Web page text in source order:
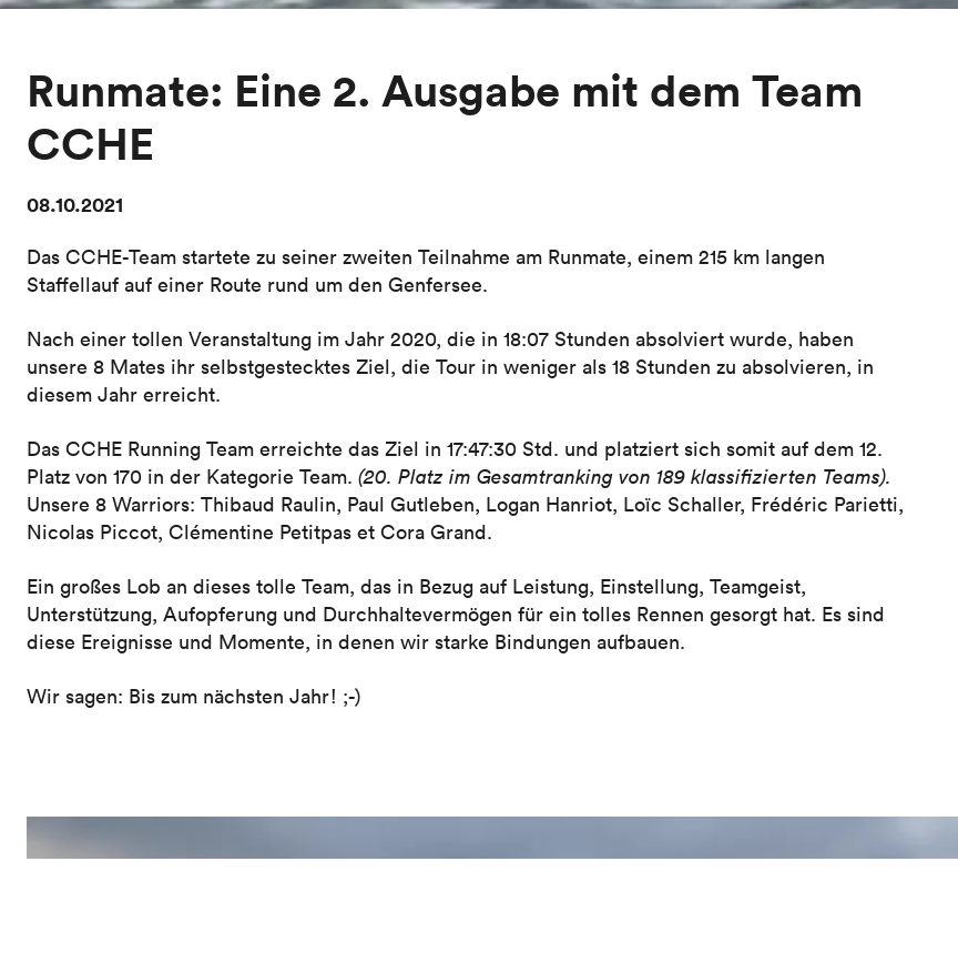
Runmate: Eine 2. Ausgabe mit dem Team
CCHE
08.10.2021
Das CCHE-Team startete zu seiner zweiten Teilnahme am Runmate, einem 215 km langen
Staffellauf auf einer Route rund um den Genfersee.
Nach einer tollen Veranstaltung im Jahr 2020, die in 18:07 Stunden absolviert wurde, haben
unsere 8 Mates ihr selbstgestecktes Ziel, die Tour in weniger als 18 Stunden zu absolvieren, in
diesem Jahr erreicht.
Das CCHE Running Team erreichte das Ziel in 17:47:30 Std. und platziert sich somit auf dem 12.
Platz von 170 in der Kategorie Team. (20. Platz im Gesamtranking von 189 klassifizierten Teams).
Unsere 8 Warriors: Thibaud Raulin, Paul Gutleben, Logan Hanriot, Loïc Schaller, Frédéric Parietti,
Nicolas Piccot, Clémentine Petitpas et Cora Grand.
Ein großes Lob an dieses tolle Team, das in Bezug auf Leistung, Einstellung, Teamgeist,
Unterstützung, Aufopferung und Durchhaltevermögen für ein tolles Rennen gesorgt hat. Es sind
diese Ereignisse und Momente, in denen wir starke Bindungen aufbauen.
Wir sagen: Bis zum nächsten Jahr! ;-)